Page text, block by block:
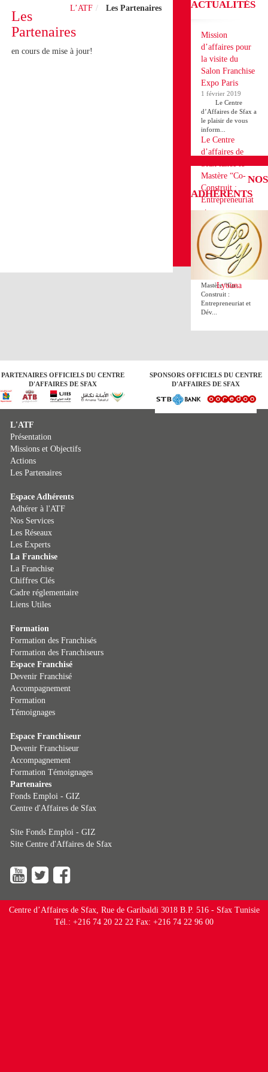
L’ATF Les Partenaires
Les
Partenaires
en cours de mise à jour!
ACTUALITÉS
Mission
d’affaires pour
la visite du
Salon Franchise
Expo Paris
1 février 2019
Le Centre
d’Affaires de Sfax a
le plaisir de vous
inform...
Le Centre
d’affaires de
Sfax lance le
Mastère “Co-
Construit :
Entrepreneuriat
et
Développement
des Projets en
Franchise”
18 décembre 2018
Le Centre d’affaires
de Sfax lance le
Mastère “Co-
Construit :
Entrepreneuriat et
Dév...
NOS
ADHÉRENTS
Lyouna
PARTENAIRES OFFICIELS DU CENTRE
D'AFFAIRES DE SFAX
SPONSORS OFFICIELS DU CENTRE
D'AFFAIRES DE SFAX
L'ATF
Présentation
Missions et Objectifs
Actions
Les Partenaires
Espace Adhérents
Adhérer à l'ATF
Nos Services
Les Réseaux
Les Experts
La Franchise
La Franchise
Chiffres Clés
Cadre réglementaire
Liens Utiles
Formation
Formation des Franchisés
Formation des Franchiseurs
Espace Franchisé
Devenir Franchisé
Accompagnement
Formation
Témoignages
Espace Franchiseur
Devenir Franchiseur
Accompagnement
Formation Témoignages
Partenaires
Fonds Emploi - GIZ
Centre d'Affaires de Sfax
Site Fonds Emploi - GIZ
Site Centre d'Affaires de Sfax
Centre d’Affaires de Sfax, Rue de Garibaldi 3018 B.P. 516 - Sfax Tunisie
Tél.: +216 74 20 22 22 Fax: +216 74 22 96 00